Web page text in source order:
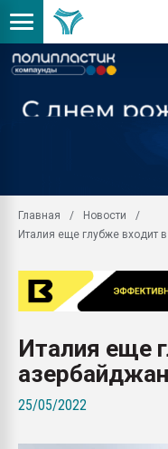
Главная
Новости
Италия еще глубже входит
Италия еще
25/05/2022